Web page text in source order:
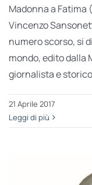
Madonna a Fatima
Vincenzo
numero scorso, si
mondo, edito dalla
giornalista e
21 Aprile 2017
Leggi di più